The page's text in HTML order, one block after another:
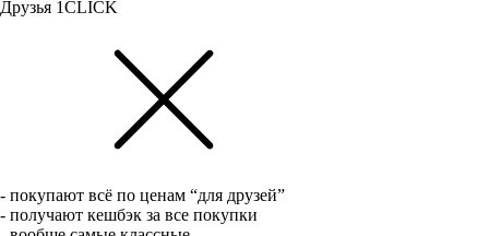
Друзья 1CLICK
- покупают всё по ценам “для друзей”
- получают кешбэк за все покупки